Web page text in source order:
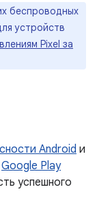
беспроводных
устройств
Pixel за
Android и
Google Play
успешного